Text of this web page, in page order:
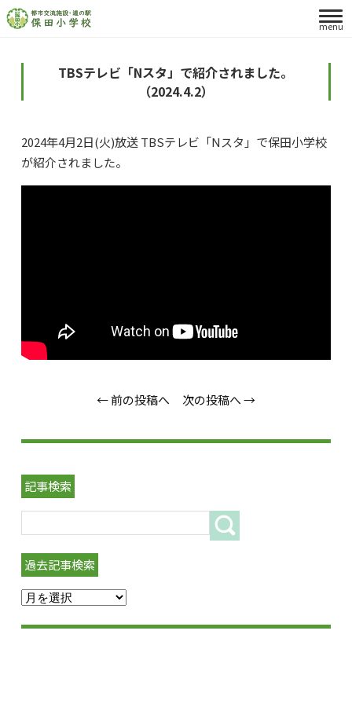
menu
TBSテレビ「Nスタ」で紹介されました。
（2024.4.2）
2024年4月2日(火)放送 TBSテレビ「Nスタ」で保田小学校
が紹介されました。
← 前の投稿へ 次の投稿へ →
記事検索
過去記事検索